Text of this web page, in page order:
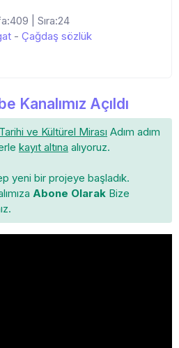
| Sıra:24
- Çağdaş sözlük
Kanalımız Açıldı
Tarihi ve Kültürel Mirası Adım adım
kayıt altına alıyoruz.
yeni bir projeye başladık.
Abone Olarak Bize